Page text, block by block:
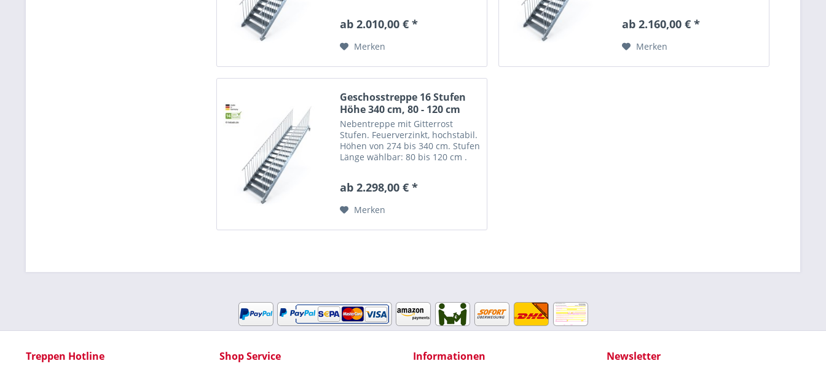
Wahl. Trittsicher mit nutzbarer...
ab 2.010,00 € *
Merken
Wahl. Trittsicher mit nutzbarer
ab 2.160,00 € *
Merken
Geschosstreppe 16 Stufen
Höhe 340 cm, 80 - 120 cm
Nebentreppe mit Gitterrost
Stufen. Feuerverzinkt, hochstabil.
Höhen von 274 bis 340 cm. Stufen
Länge wählbar: 80 bis 120 cm .
Wahl. Trittsicher mit nutzbarer
ab 2.298,00 € *
Merken
Treppen Hotline Shop Service Informationen Newsletter